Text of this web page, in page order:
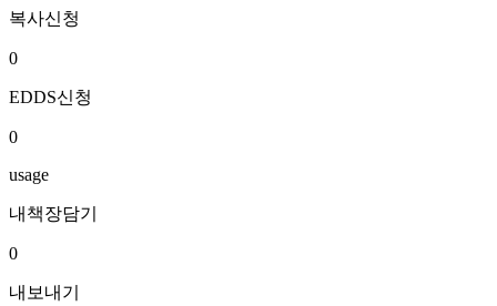
복사신청
0
EDDS신청
0
usage
내책장담기
0
내보내기